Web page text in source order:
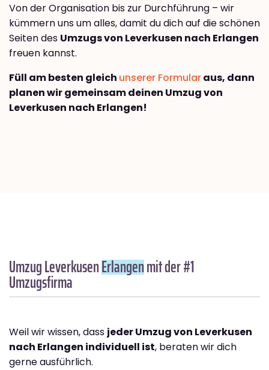
Von der Organisation bis zur Durchführung – wir
kümmern uns um alles, damit du dich auf die schönen
Seiten des Umzugs von Leverkusen nach Erlangen
freuen kannst.
Füll am besten gleich unserer Formularaus, dann
planen wir gemeinsam deinen Umzug von
Leverkusen nach Erlangen!
Umzug LeverkusenErlangenmit der #1
Umzugsfirma
Weil wir wissen, dass jeder Umzug von Leverkusen
nach Erlangen individuell ist, beraten wir dich
gerne ausführlich.